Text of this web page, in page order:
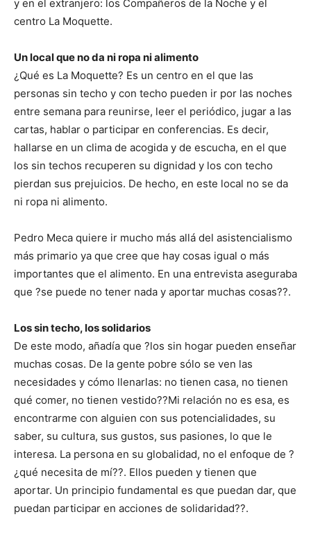
y en el extranjero: los Compañeros de la Noche y el
centro La Moquette.
Un local que no da ni ropa ni alimento
¿Qué es La Moquette? Es un centro en el que las
personas sin techo y con techo pueden ir por las noches
entre semana para reunirse, leer el periódico, jugar a las
cartas, hablar o participar en conferencias. Es decir,
hallarse en un clima de acogida y de escucha, en el que
los sin techos recuperen su dignidad y los con techo
pierdan sus prejuicios. De hecho, en este local no se da
ni ropa ni alimento.
Pedro Meca quiere ir mucho más allá del asistencialismo
más primario ya que cree que hay cosas igual o más
importantes que el alimento. En una entrevista aseguraba
que ?se puede no tener nada y aportar muchas cosas??.
Los sin techo, los solidarios
De este modo, añadía que ?los sin hogar pueden enseñar
muchas cosas. De la gente pobre sólo se ven las
necesidades y cómo llenarlas: no tienen casa, no tienen
qué comer, no tienen vestido??Mi relación no es esa, es
encontrarme con alguien con sus potencialidades, su
saber, su cultura, sus gustos, sus pasiones, lo que le
interesa. La persona en su globalidad, no el enfoque de ?
¿qué necesita de mí??. Ellos pueden y tienen que
aportar. Un principio fundamental es que puedan dar, que
puedan participar en acciones de solidaridad??.